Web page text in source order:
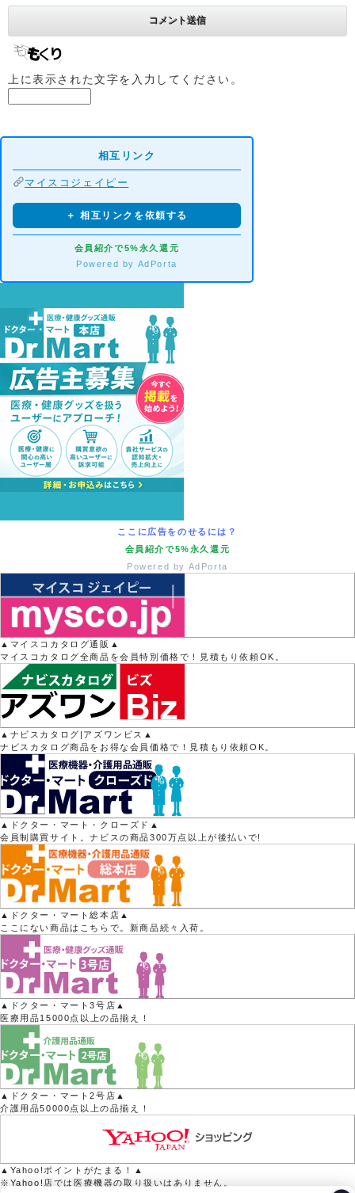
上に表示された文字を入力してください。
相互リンク
マイスコジェイピー
＋ 相互リンクを依頼する
会員紹介で5%永久還元
Powered by AdPorta
ここに広告をのせるには？
会員紹介で5%永久還元
Powered by AdPorta
▲マイスコカタログ通販▲
マイスコカタログ全商品を会員特別価格で！見積もり依頼OK。
▲ナビスカタログ|アズワンビス▲
ナビスカタログ商品をお得な会員価格で！見積もり依頼OK。
▲ドクター・マート・クローズド▲
会員制購買サイト。ナビスの商品300万点以上が後払いで!
▲ドクター・マート総本店▲
ここにない商品はこちらで。新商品続々入荷。
▲ドクター・マート3号店▲
医療用品15000点以上の品揃え！
▲ドクター・マート2号店▲
介護用品50000点以上の品揃え！
▲Yahoo!ポイントがたまる！▲
※Yahoo!店では医療機器の取り扱いはありません。